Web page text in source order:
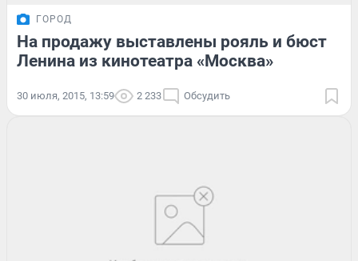
ГОРОД
На продажу выставлены рояль и бюст
Ленина из кинотеатра «Москва»
30 июля, 2015, 13:59 2 233 Обсудить